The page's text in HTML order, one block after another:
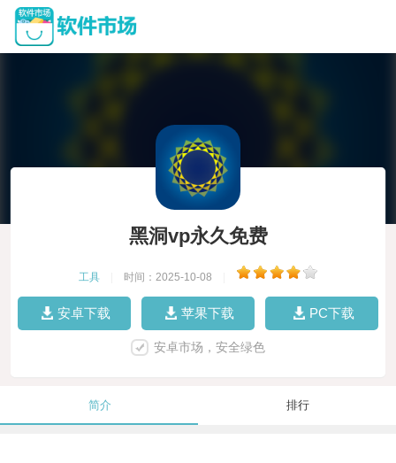
黑洞vp永久免费
工具 时间：2025-10-08
安卓下载 苹果下载 PC下载
安卓市场，安全绿色
简介 排行